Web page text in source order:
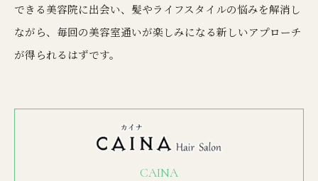
できる美容院に出会い、髪やライフスタイルの悩みを解消し
ながら、毎回の美容室通いが楽しみになる新しいアプローチ
が得られるはずです。
CAINA